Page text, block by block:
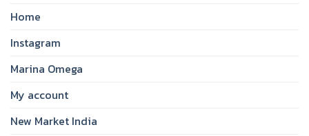
Home
Instagram
Marina Omega
My account
New Market India